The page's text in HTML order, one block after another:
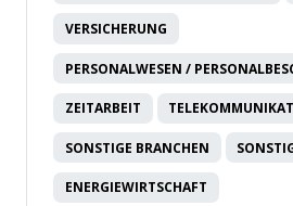
VERSICHERUNG
PERSONALWESEN /
ZEITARBEIT
SONSTIGE BRANCHEN
ENERGIEWIRTSCHAFT